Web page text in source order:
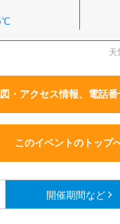
天
・アクセス情報、電話
このイベントのトップ
開催期間など